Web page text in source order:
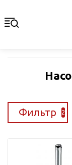
Фильтр 2